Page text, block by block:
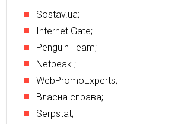
Sostav.ua;
Internet Gate;
Penguin Team;
Netpeak ;
WebPromoExperts;
Власна справа;
Serpstat;